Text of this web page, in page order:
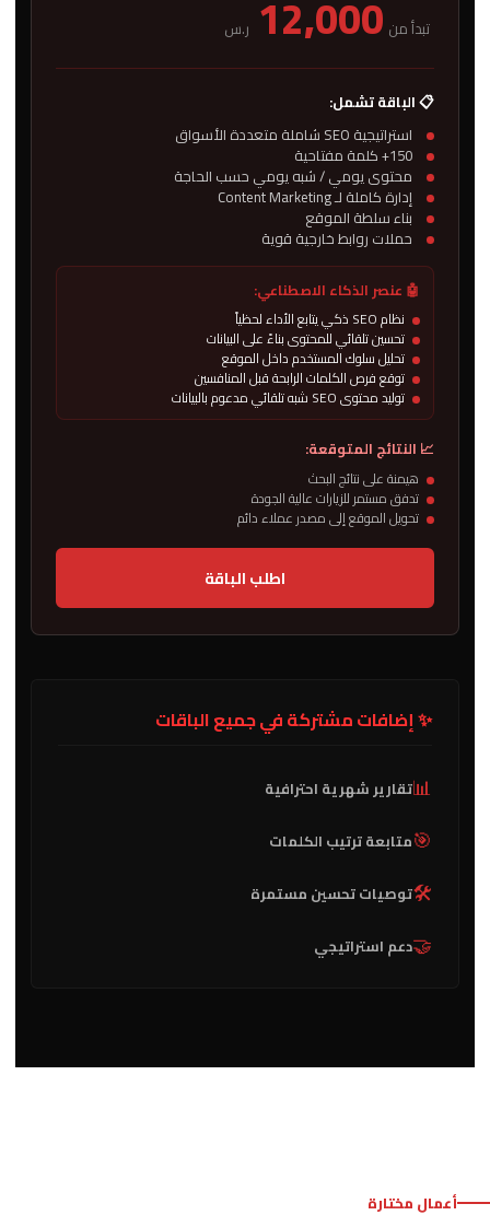
تبدأ من 12,000 ر.س
📋 الباقة تشمل:
استراتيجية SEO شاملة متعددة الأسواق
150+ كلمة مفتاحية
محتوى يومي / شبه يومي حسب الحاجة
إدارة كاملة لـ Content Marketing
بناء سلطة الموقع
حملات روابط خارجية قوية
🤖 عنصر الذكاء الاصطناعي:
نظام SEO ذكي يتابع الأداء لحظياً
تحسين تلقائي للمحتوى بناءً على البيانات
تحليل سلوك المستخدم داخل الموقع
توقع فرص الكلمات الرابحة قبل المنافسين
توليد محتوى SEO شبه تلقائي مدعوم بالبيانات
📈 النتائج المتوقعة:
هيمنة على نتائج البحث
تدفق مستمر للزيارات عالية الجودة
تحويل الموقع إلى مصدر عملاء دائم
اطلب الباقة
✨ إضافات مشتركة في جميع الباقات
📊تقارير شهرية احترافية
🎯متابعة ترتيب الكلمات
🛠️توصيات تحسين مستمرة
🤝دعم استراتيجي
أعمال مختارة